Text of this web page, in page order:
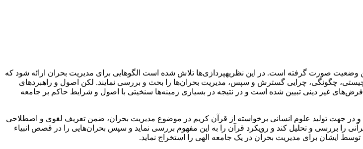
وضعیت صورت گرفته است. در این نظریه­پردازی‌ها تلاش شده است الگوهایی برای مدیریت بحران ارائه شود که
چگونگی، چرایی گسترش و سپس، مدیریت بحران‌ها را بحث و بررسی نمایند. لکن اصول و راهبردهای
غیر دینی تبیین شده است و در نتیجه در بسیاری زمینه‌ها سنخیتی با اصول و شرایط حاکم بر جامعه
جهت تولید علوم انسانی برخواسته از قرآن کریم در موضوع مدیریت بحران، ضمن تعریف لغوی و اصطلاحی
را بررسی و تحلیل کند و رویکرد قرآن را به این مفهوم بررسی نماید و سپس بحران‌هایی را در قصص انبیاء
ایشان برای مدیریت بحران در یک جامعه الهی را استخراج نماید.